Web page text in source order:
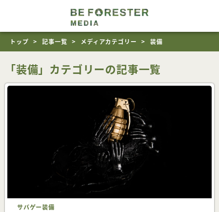
トップ 記事一覧 メディアカテゴリー 装備
「装備」カテゴリーの記事一覧
サバゲー装備